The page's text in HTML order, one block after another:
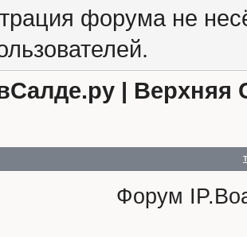
форума не
| Верхняя
Форум